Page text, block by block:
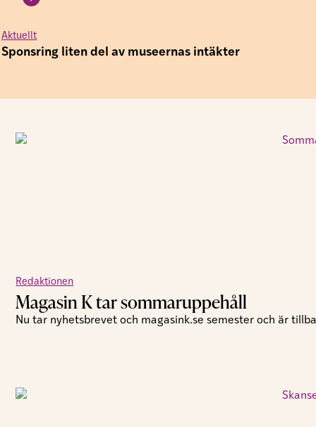
Aktuellt
Sponsring liten del av museernas intäkter
Redaktionen
Magasin K tar sommaruppehåll
Nu tar nyhetsbrevet och magasink.se semester och är